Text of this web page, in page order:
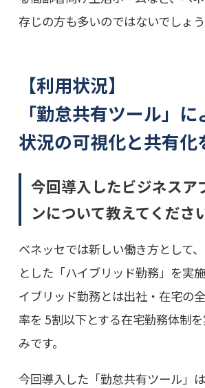
存じの方も多いのではないでしょう
【利用状況】
「勤怠共有ツール」
状況の可視化と共有化
今回導入したビジネスア
ンについて教えてくださ
ベネッセでは新しい働き方として
とした「ハイブリッド勤務」を実
イブリッド勤務とは出社・在宅の
率を 5割以下とする在宅勤務体制
みです。
今回導入した「勤怠共有ツール」